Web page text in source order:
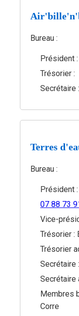
Bureau :
Président
Trésorier :
Secrétaire
Terres
Bureau :
Président
07 88 73
Vice-
Trésorier :
Trésorier
Secrétaire
Secrétaire
Membres
Corre